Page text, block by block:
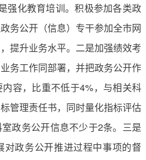
强化教育培训。积极参加各类政
务公开（信息）专干参加全市网
提升业务水平。二是加强绩效考
务工作同部署，并把政务公开作
容，比重不低于4%，与相关科
管理责任书，同时量化指标评估
政务公开信息不少于2条。三是
政务公开推进过程中事项的督